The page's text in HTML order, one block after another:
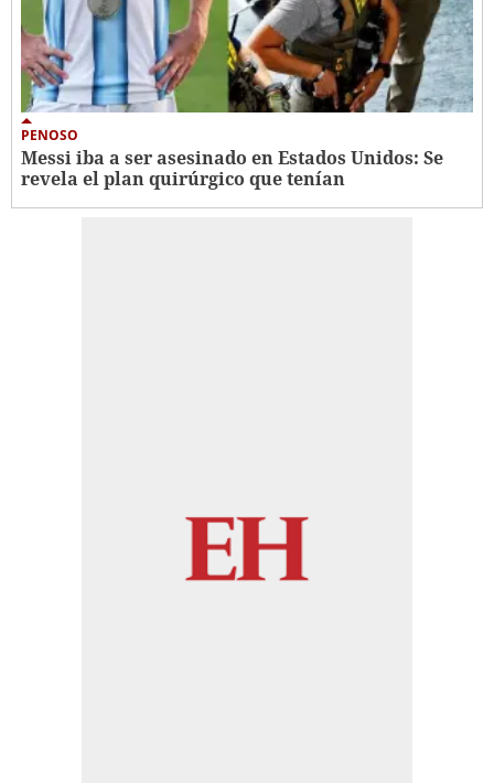
PENOSO
Messi iba a ser asesinado en Estados Unidos: Se
revela el plan quirúrgico que tenían